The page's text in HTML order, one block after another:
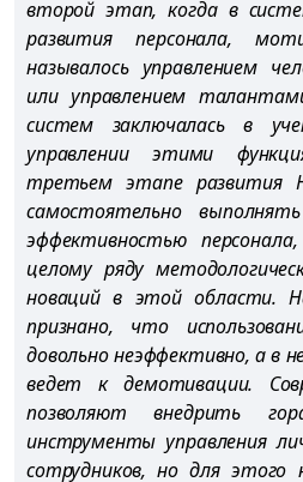
второй этап, когда в
развития персонала,
называлось управлением
или управлением
систем заключалась в
управлении этими
третьем этапе развития
самостоятельно
эффективностью
целому ряду
новаций в этой области.
признано, что
довольно неэффективно, а в
ведет к демотивации.
позволяют внедрить
инструменты управления
сотрудников, но для этого